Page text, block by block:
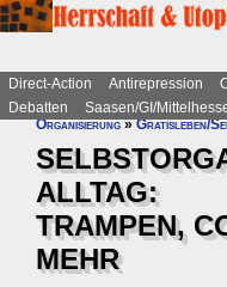
Direct-Action Antirepression
Debatten
Saasen/GI/
Organisierung»Gratisleben/
ALLTAG:
TRAMPEN,
MEHR